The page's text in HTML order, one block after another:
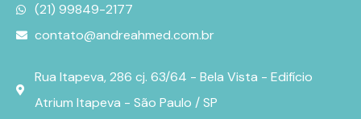
(21) 99849-2177
contato@andreahmed.com.br
Rua Itapeva, 286 cj. 63/64 - Bela Vista - Edifício
Atrium Itapeva - São Paulo / SP